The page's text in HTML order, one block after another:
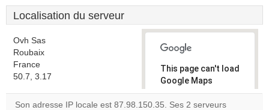
Localisation du serveur
Ovh Sas
Roubaix
France
50.7, 3.17
This page can't load
Google Maps
correctly.
Son adresse IP locale est 87.98.150.35. Ses 2 serveurs